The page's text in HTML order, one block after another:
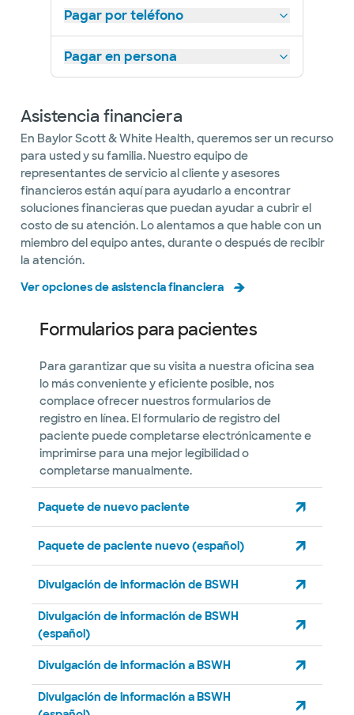
Pagar por teléfono
Pagar en persona
Asistencia financiera
En Baylor Scott & White Health, queremos ser un recurso
para usted y su familia. Nuestro equipo de
representantes de servicio al cliente y asesores
financieros están aquí para ayudarlo a encontrar
soluciones financieras que puedan ayudar a cubrir el
costo de su atención. Lo alentamos a que hable con un
miembro del equipo antes, durante o después de recibir
la atención.
Ver opciones de asistencia financiera
Formularios para pacientes
Para garantizar que su visita a nuestra oficina sea
lo más conveniente y eficiente posible, nos
complace ofrecer nuestros formularios de
registro en línea. El formulario de registro del
paciente puede completarse electrónicamente e
imprimirse para una mejor legibilidad o
completarse manualmente.
Paquete de nuevo paciente
Paquete de paciente nuevo (español)
Divulgación de información de BSWH
Divulgación de información de BSWH
(español)
Divulgación de información a BSWH
Divulgación de información a BSWH